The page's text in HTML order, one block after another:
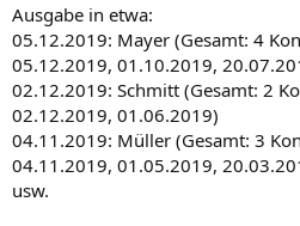
Ausgabe in etwa:
05.12.2019: Mayer (Gesamt: 4
05.12.2019, 01.10.2019,
02.12.2019: Schmitt (Gesamt: 2
02.12.2019, 01.06.2019)
04.11.2019: Müller (Gesamt: 3
04.11.2019, 01.05.2019,
usw.